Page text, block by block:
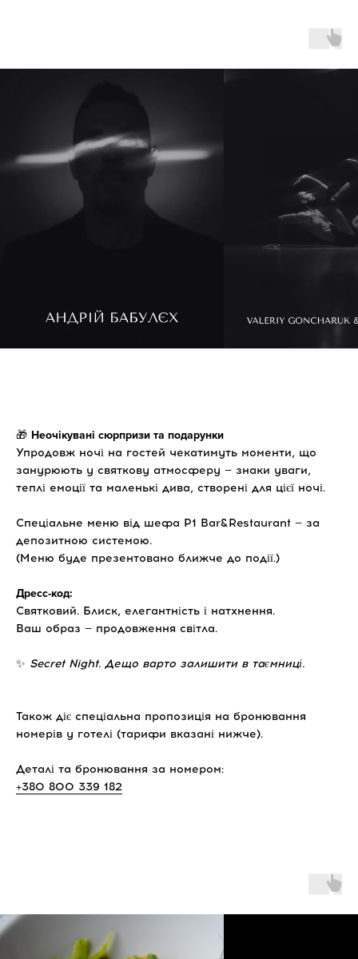
🎁 Неочікувані сюрпризи та подарунки
Упродовж ночі на гостей чекатимуть моменти, що
занурюють у святкову атмосферу — знаки уваги,
теплі емоції та маленькі дива, створені для цієї ночі.
Спеціальне меню від шефа P1 Bar&Restaurant — за
депозитною системою.
(Меню буде презентовано ближче до події.)
Дресс-код:
Святковий. Блиск, елегантність і натхнення.
Ваш образ — продовження світла.
✨ Secret Night. Дещо варто залишити в таємниці.
Також діє спеціальна пропозиція на бронювання
номерів у готелі (тарифи вказані нижче).
Деталі та бронювання за номером:
+380 800 339 182